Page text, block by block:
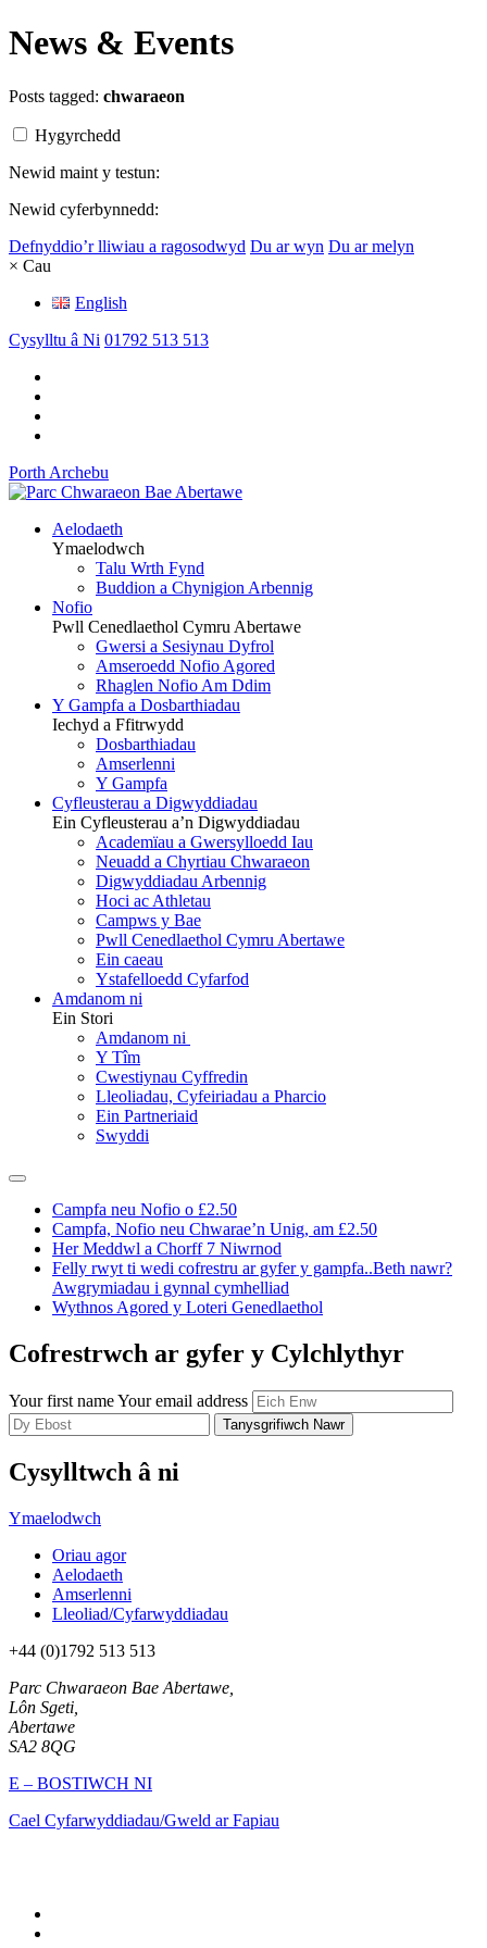
News & Events
Posts tagged: chwaraeon
Hygyrchedd
Newid maint y testun:
Newid cyferbynnedd:
Defnyddio’r lliwiau a ragosodwyd Du ar wyn Du ar melyn
× Cau
English
Cysylltu â Ni 01792 513 513
Porth Archebu
Aelodaeth
Ymaelodwch
Talu Wrth Fynd
Buddion a Chynigion Arbennig
Nofio
Pwll Cenedlaethol Cymru Abertawe
Gwersi a Sesiynau Dyfrol
Amseroedd Nofio Agored
Rhaglen Nofio Am Ddim
Y Gampfa a Dosbarthiadau
Iechyd a Ffitrwydd
Dosbarthiadau
Amserlenni
Y Gampfa
Cyfleusterau a Digwyddiadau
Ein Cyfleusterau a’n Digwyddiadau
Academïau a Gwersylloedd Iau
Neuadd a Chyrtiau Chwaraeon
Digwyddiadau Arbennig
Hoci ac Athletau
Campws y Bae
Pwll Cenedlaethol Cymru Abertawe
Ein caeau
Ystafelloedd Cyfarfod
Amdanom ni
Ein Stori
Amdanom ni
Y Tîm
Cwestiynau Cyffredin
Lleoliadau, Cyfeiriadau a Pharcio
Ein Partneriaid
Swyddi
Campfa neu Nofio o £2.50
Campfa, Nofio neu Chwarae’n Unig, am £2.50
Her Meddwl a Chorff 7 Niwrnod
Felly rwyt ti wedi cofrestru ar gyfer y gampfa..Beth nawr?
Awgrymiadau i gynnal cymhelliad
Wythnos Agored y Loteri Genedlaethol
Cofrestrwch ar gyfer y Cylchlythyr
Your first nameYour email address
Cysylltwch â ni
Ymaelodwch
Oriau agor
Aelodaeth
Amserlenni
Lleoliad/Cyfarwyddiadau
+44 (0)1792 513 513
Parc Chwaraeon Bae Abertawe,
Lôn Sgeti,
Abertawe
SA2 8QG
E – BOSTIWCH NI
Cael Cyfarwyddiadau/Gweld ar Fapiau